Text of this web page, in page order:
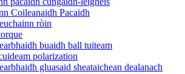
Coileanaidh Pacaidh
ròin
buaidh ball tuiteam
polarization
gluasaid sheataichean dealanach